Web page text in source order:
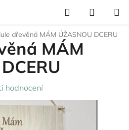
Hledat
KOŠÍK
dřevěná MÁM ÚŽASNOU DCERU
MÁM
hodnocení